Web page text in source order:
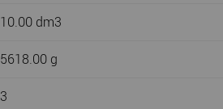
10.00 dm3
5618.00 g
3